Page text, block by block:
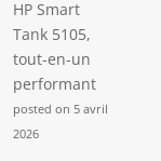
HP Smart
Tank 5105,
tout-en-un
performant
posted on 5 avril
2026